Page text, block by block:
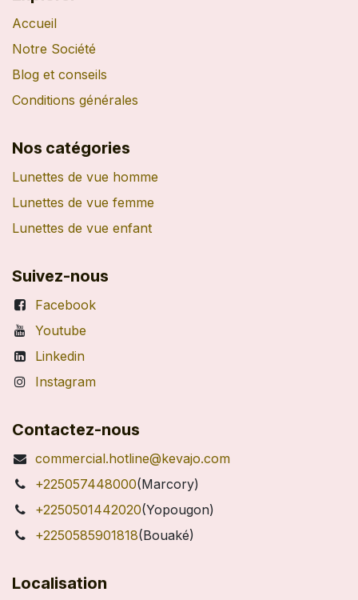
Accueil
Notre Société
Blog et conseils
Conditions générales
Nos catégories
Lunettes de vue homme
Lunettes de vue femme
Lunettes de vue enfant
Suivez-nous
Facebook
Youtube
Linkedin
Instagram
Contactez-nous
commercial.hotline@kevajo.com
+225057448000(Marcory)
+2250501442020(Yopougon)
+2250585901818(Bouaké)
Localisation